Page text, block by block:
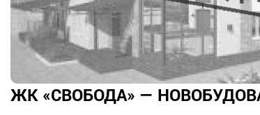
ЖК «СВОБОДА» —